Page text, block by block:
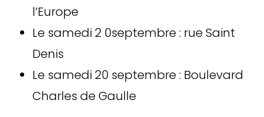
l’Europe
Le samedi 2 0septembre : rue Saint
Denis
Le samedi 20 septembre : Boulevard
Charles de Gaulle